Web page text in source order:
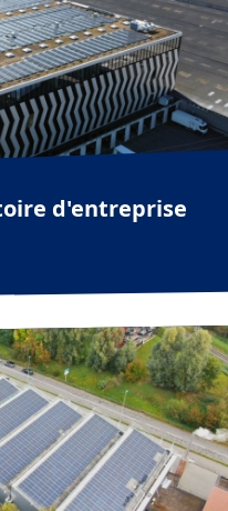
d'entreprise